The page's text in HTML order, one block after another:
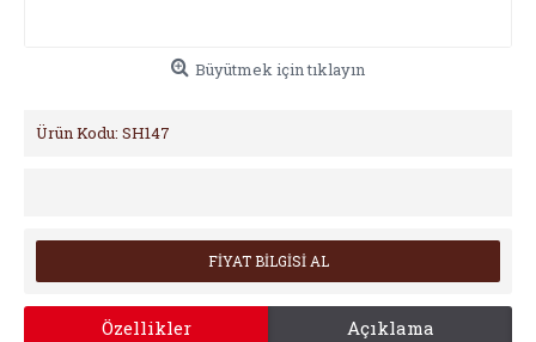
Büyütmek için tıklayın
Ürün Kodu: SH147
FİYAT BİLGİSİ AL
Özellikler Açıklama